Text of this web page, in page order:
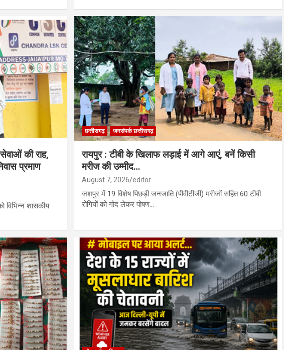
की राह,
प्रमाण
विभिन्न शासकीय
छत्तीसगढ़ जनसंपर्क छत्तीसगढ़
रायपुर : टीबी के खिलाफ लड़ाई में आगे आएं, बनें किसी
मरीज की उम्मीद…
August 7, 2026 editor
जशपुर में 19 विशेष पिछड़ी जनजाति (पीवीटीजी) मरीजों सहित 60 टीबी
रोगियों को गोद लेकर पोषण…